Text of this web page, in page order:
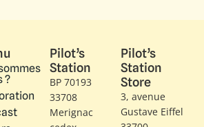
?
Pilot’s
Station
BP 70193
33708
Merignac
Pilot’s
Station
Store
3, avenue
Gustave Eiffel​